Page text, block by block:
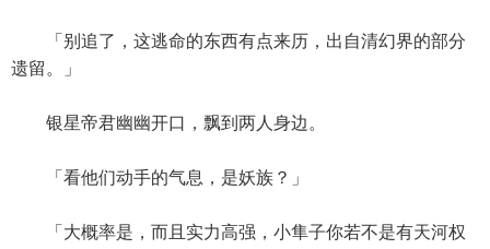
「别追了，这逃命的东西有点来历，出自清幻界的部分
遗留。」
银星帝君幽幽开口，飘到两人身边。
「看他们动手的气息，是妖族？」
「大概率是，而且实力高强，小隼子你若不是有天河权